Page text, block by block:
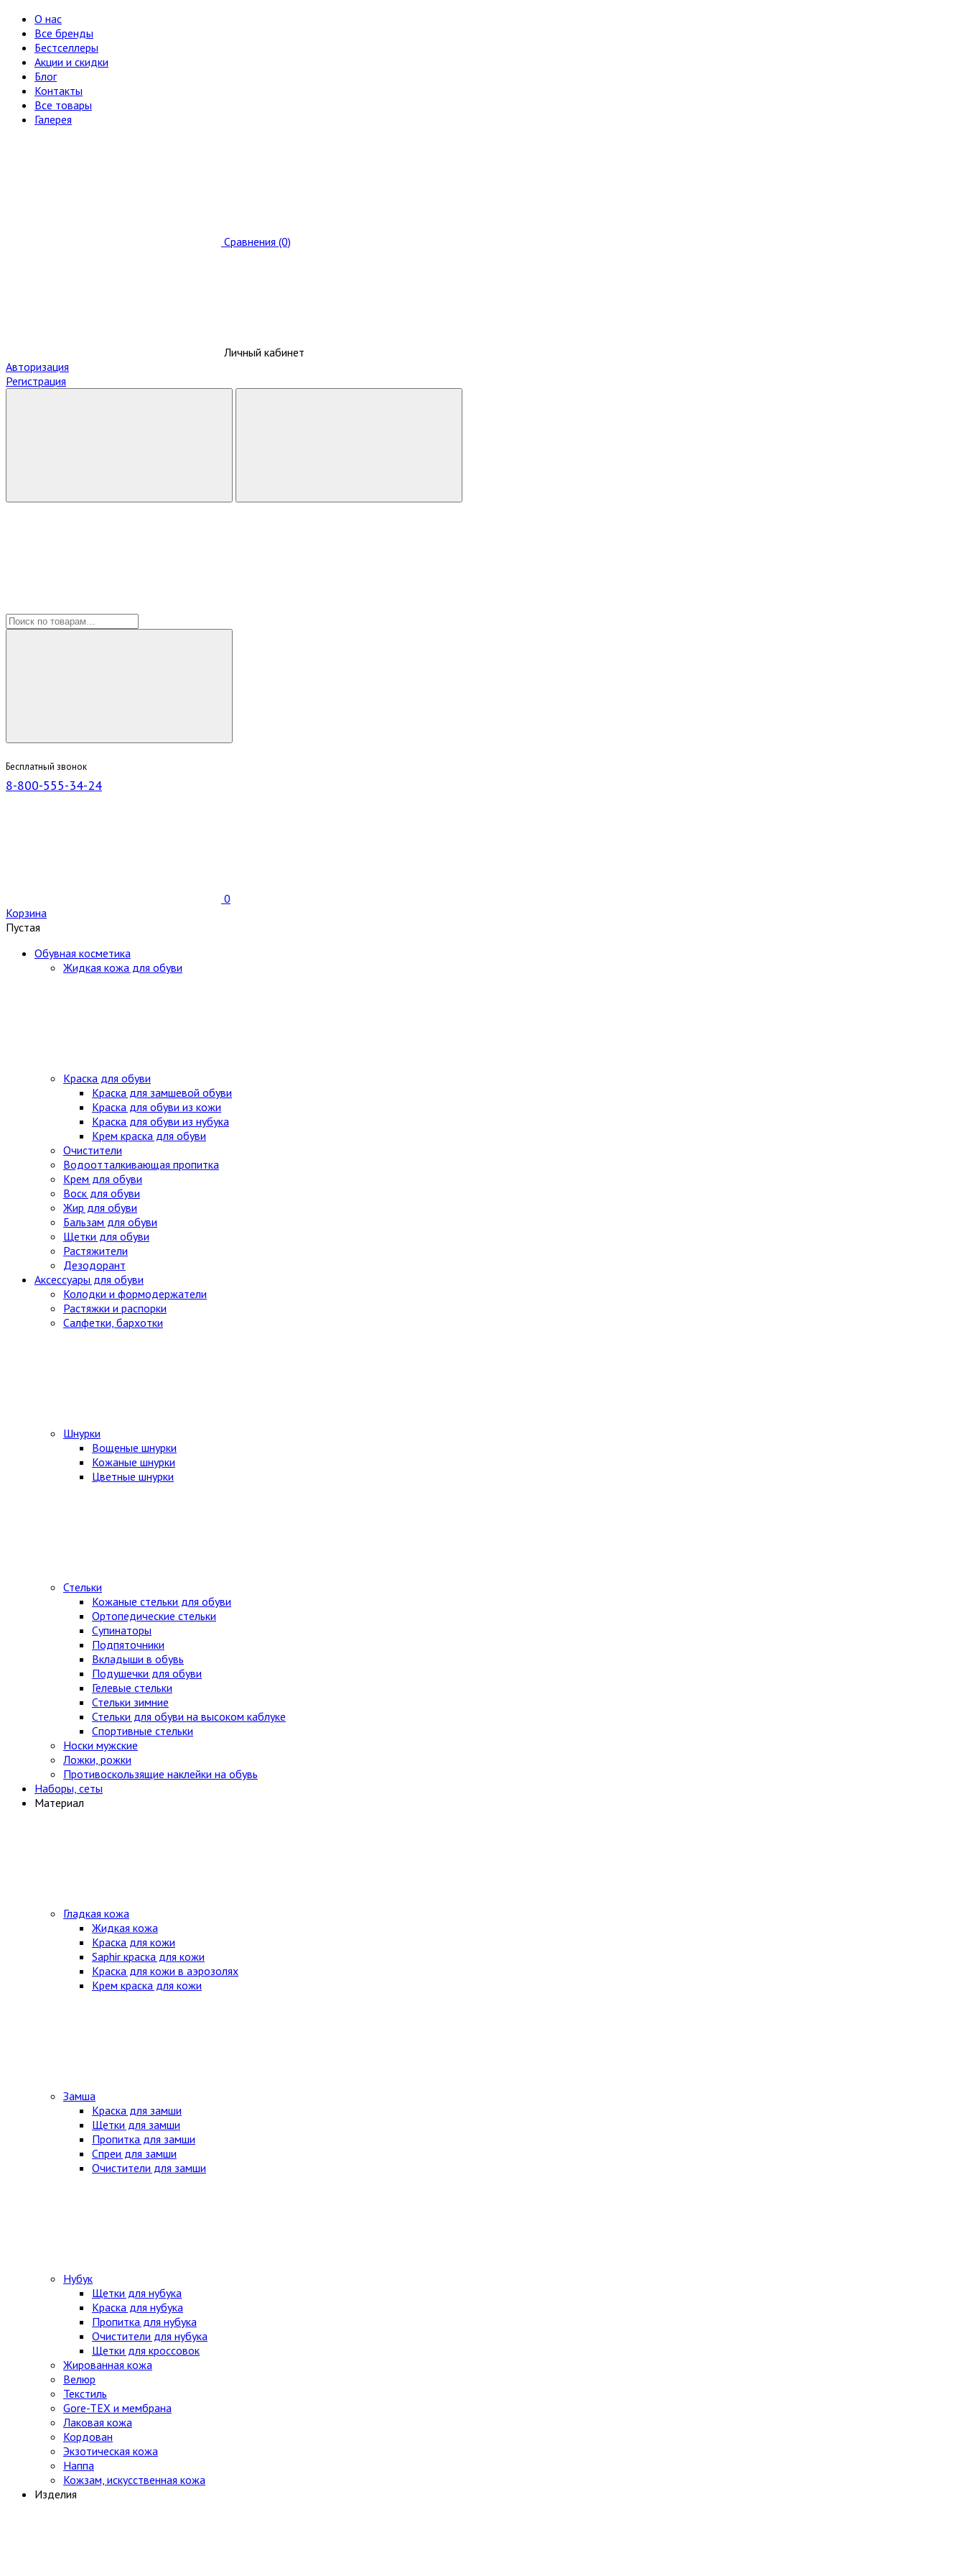
О нас
Все бренды
Бестселлеры
Акции и скидки
Блог
Контакты
Все товары
Галерея
Сравнения (0)
Личный кабинет
Авторизация
Регистрация
Бесплатный звонок
8-800-555-34-24
0
Корзина
Пустая
Обувная косметика
Жидкая кожа для обуви
Краска для обуви
Краска для замшевой обуви
Краска для обуви из кожи
Краска для обуви из нубука
Крем краска для обуви
Очистители
Водоотталкивающая пропитка
Крем для обуви
Воск для обуви
Жир для обуви
Бальзам для обуви
Щетки для обуви
Растяжители
Дезодорант
Аксессуары для обуви
Колодки и формодержатели
Растяжки и распорки
Салфетки, бархотки
Шнурки
Вощеные шнурки
Кожаные шнурки
Цветные шнурки
Стельки
Кожаные стельки для обуви
Ортопедические стельки
Супинаторы
Подпяточники
Вкладыши в обувь
Подушечки для обуви
Гелевые стельки
Стельки зимние
Стельки для обуви на высоком каблуке
Спортивные стельки
Носки мужские
Ложки, рожки
Противоскользящие наклейки на обувь
Наборы, сеты
Материал
Гладкая кожа
Жидкая кожа
Краска для кожи
Saphir краска для кожи
Краска для кожи в аэрозолях
Крем краска для кожи
Замша
Краска для замши
Щетки для замши
Пропитка для замши
Спреи для замши
Очистители для замши
Нубук
Щетки для нубука
Краска для нубука
Пропитка для нубука
Очистители для нубука
Щетки для кроссовок
Жированная кожа
Велюр
Текстиль
Gore-TEX и мембрана
Лаковая кожа
Кордован
Экзотическая кожа
Наппа
Кожзам, искусственная кожа
Изделия